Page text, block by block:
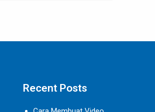
Recent Posts